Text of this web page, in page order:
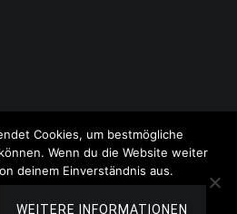
Lesezeit. All rights reserved.
Powered byWordPress.
Cookies, um bestmögliche
Wenn du die Website weiter
deinem Einverständnis aus.
WEITERE INFORMATIONEN